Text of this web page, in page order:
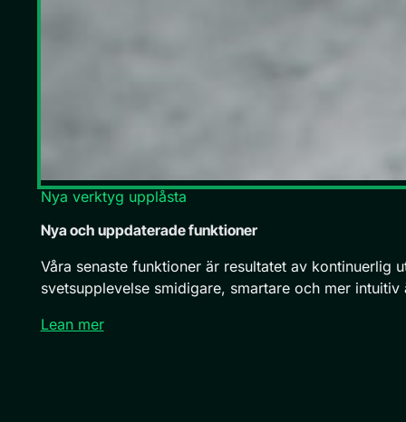
Nya verktyg upplåsta
Nya och uppdaterade funktioner
Våra senaste funktioner är resultatet av
svetsupplevelse smidigare, smartare och mer intuitiv
Lean mer